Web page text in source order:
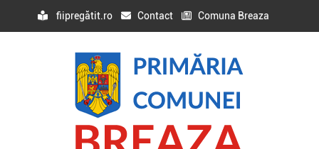
fiipregătit.ro Contact Comuna Breaza